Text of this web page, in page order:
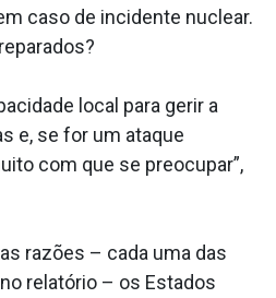
caso de incidente nuclear.
local para gerir a
e, se for um ataque
com que se preocupar”,
razões – cada uma das
relatório – os Estados